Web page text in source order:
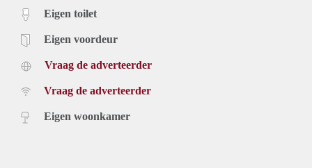
Eigen toilet
Eigen voordeur
Vraag de adverteerder
Vraag de adverteerder
Eigen woonkamer